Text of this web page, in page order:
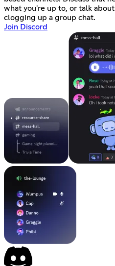
what you're up to, or talk
clogging up a group chat.
Join Discord